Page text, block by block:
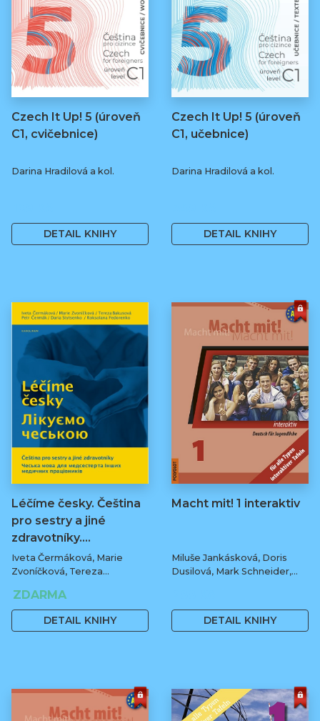
Czech It Up! 5 (úroveň
C1, cvičebnice)
Darina Hradilová a kol.
DETAIL KNIHY
Czech It Up! 5 (úroveň
C1, učebnice)
Darina Hradilová a kol.
DETAIL KNIHY
Léčíme česky. Čeština
pro sestry a jiné
zdravotníky.…
Iveta Čermáková, Marie
Zvoníčková, Tereza
Daria Stytsenko, Roksolana
Fedorenko
ZDARMA
DETAIL KNIHY
Macht mit! 1 interaktiv
Miluše Jankásková, Doris
Dusilová, Mark Schneider,
DETAIL KNIHY